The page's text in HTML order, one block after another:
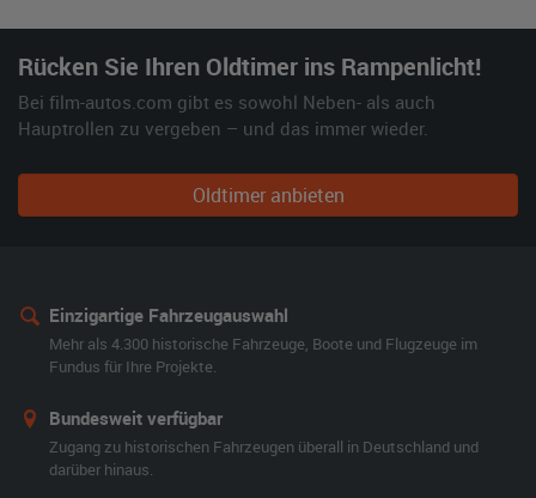
Rücken Sie Ihren Oldtimer ins Rampenlicht!
Bei film-autos.com gibt es sowohl Neben- als auch
Hauptrollen zu vergeben – und das immer wieder.
Oldtimer anbieten
Einzigartige Fahrzeugauswahl
Mehr als 4.300 historische Fahrzeuge, Boote und Flugzeuge im
Fundus für Ihre Projekte.
Bundesweit verfügbar
Zugang zu historischen Fahrzeugen überall in Deutschland und
darüber hinaus.